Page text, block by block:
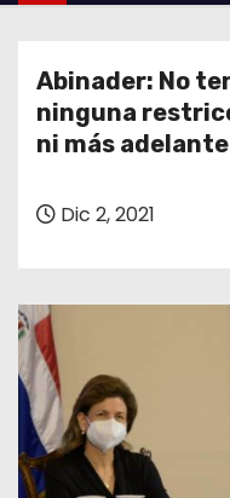
Abinader: No
ninguna
ni más adelante
Dic 2, 2021